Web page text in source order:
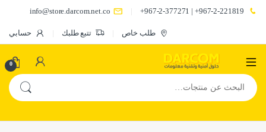
967-2-221819+ | 967-2-377271+
info@store.darcom.net.co
طلب خاص تتبع طلبك حسابي
0
البحث عن: